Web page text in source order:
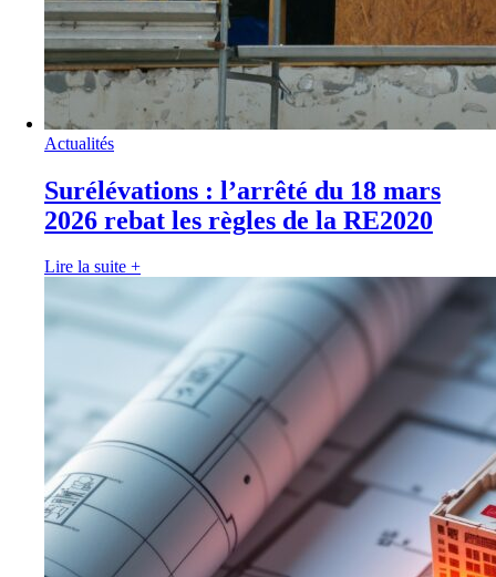
Actualités
Surélévations : l’arrêté du 18 mars
2026 rebat les règles de la RE2020
Lire la suite +